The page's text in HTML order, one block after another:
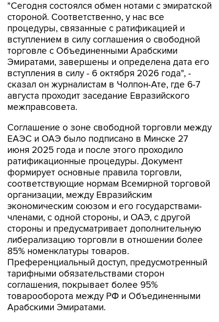
"Сегодня состоялся обмен нотами с эмиратской
стороной. Соответственно, у нас все
процедуры, связанные с ратификацией и
вступлением в силу соглашения о свободной
торговле с Объединенными Арабскими
Эмиратами, завершены и определена дата его
вступления в силу - 6 октября 2026 года", -
сказал он журналистам в Чолпон-Ате, где 6-7
августа проходит заседание Евразийского
межправсовета.
Соглашение о зоне свободной торговли между
ЕАЭС и ОАЭ было подписано в Минске 27
июня 2025 года и после этого проходило
ратификационные процедуры. Документ
формирует основные правила торговли,
соответствующие нормам Всемирной торговой
организации, между Евразийским
экономическим союзом и его государствами-
членами, с одной стороны, и ОАЭ, с другой
стороны и предусматривает дополнительную
либерализацию торговли в отношении более
85% номенклатуры товаров.
Преференциальный доступ, предусмотренный
тарифными обязательствами сторон
соглашения, покрывает более 95%
товарооборота между РФ и Объединенными
Арабскими Эмиратами.